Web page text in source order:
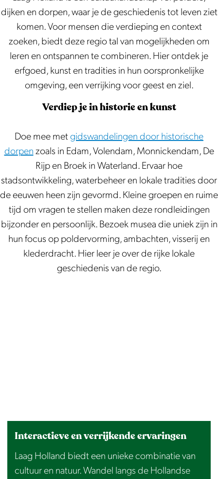
e
h
i
s
t
o
e
W
a
t
e
r
l
i
e
s
t
e
l
l
i
e
n
dijken en dorpen, waar je de geschiedenis tot leven ziet
komen. Voor mensen die verdieping en context
zoeken, biedt deze regio tal van mogelijkheden om
leren en ontspannen te combineren. Hier ontdek je
erfgoed, kunst en tradities in hun oorspronkelijke
omgeving, een verrijking voor geest en ziel.
Verdiep je in historie en kunst
Doe mee metgidswandelingen door historische
dorpen zoals in Edam, Volendam, Monnickendam, De
Rijp en Broek in Waterland. Ervaar hoe
stadsontwikkeling, waterbeheer en lokale tradities door
de eeuwen heen zijn gevormd. Kleine groepen en ruime
tijd om vragen te stellen maken deze rondleidingen
bijzonder en persoonlijk. Bezoek musea die uniek zijn in
hun focus op poldervorming, ambachten, visserij en
klederdracht. Hier leer je over de rijke lokale
geschiedenis van de regio.
Interactieve en verrijkende ervaringen
Laag Holland biedt een unieke combinatie van
cultuur en natuur. Wandel langs de Hollandse